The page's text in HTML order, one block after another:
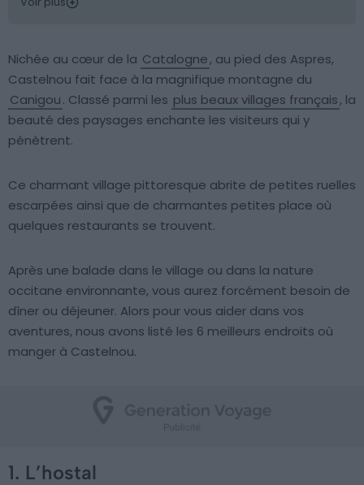
Nichée au cœur de la Catalogne, au pied des Aspres,
Castelnou fait face à la magnifique montagne du
Canigou. Classé parmi les plus beaux villages français, la
beauté des paysages enchante les visiteurs qui y
pénètrent.
Ce charmant village pittoresque abrite de petites ruelles
escarpées ainsi que de charmantes petites place où
quelques restaurants se trouvent.
Après une balade dans le village ou dans la nature
occitane environnante, vous aurez forcément besoin de
dîner ou déjeuner. Alors pour vous aider dans vos
aventures, nous avons listé les 6 meilleurs endroits où
manger à Castelnou.
1. L’hostal